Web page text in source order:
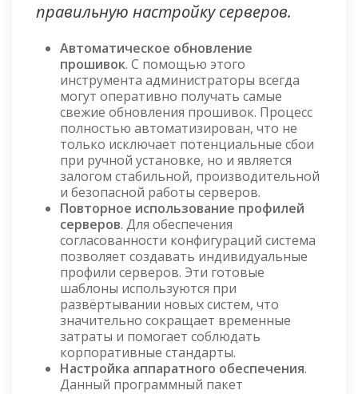
правильную настройку серверов.
Автоматическое обновление
прошивок. С помощью этого
инструмента администраторы всегда
могут оперативно получать самые
свежие обновления прошивок. Процесс
полностью автоматизирован, что не
только исключает потенциальные сбои
при ручной установке, но и является
залогом стабильной, производительной
и безопасной работы серверов.
Повторное использование профилей
серверов. Для обеспечения
согласованности конфигураций система
позволяет создавать индивидуальные
профили серверов. Эти готовые
шаблоны используются при
развёртывании новых систем, что
значительно сокращает временные
затраты и помогает соблюдать
корпоративные стандарты.
Настройка аппаратного обеспечения.
Данный программный пакет